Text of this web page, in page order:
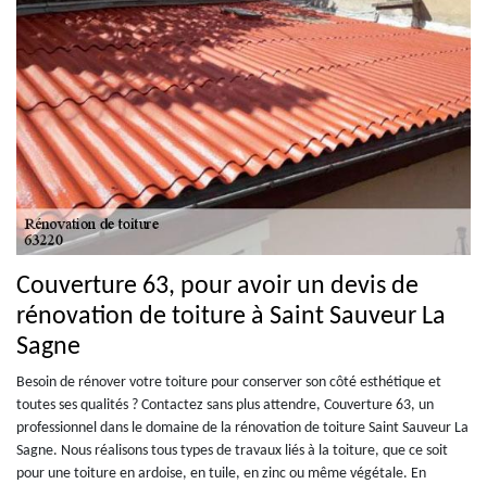
Couverture 63, pour avoir un devis de
rénovation de toiture à Saint Sauveur La
Sagne
Besoin de rénover votre toiture pour conserver son côté esthétique et
toutes ses qualités ? Contactez sans plus attendre, Couverture 63, un
professionnel dans le domaine de la rénovation de toiture Saint Sauveur La
Sagne. Nous réalisons tous types de travaux liés à la toiture, que ce soit
pour une toiture en ardoise, en tuile, en zinc ou même végétale. En